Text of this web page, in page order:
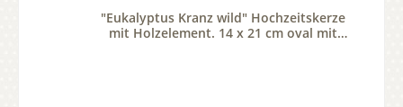
"Eukalyptus Kranz wild" Hochzeitskerze
mit Holzelement. 14 x 21 cm oval mit